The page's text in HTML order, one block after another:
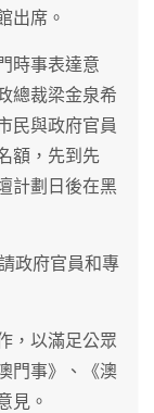
出席。
時事表達意
總裁梁金泉希
民與政府官員
額，先到先
計劃日後在黑
政府官員和專
，以滿足公眾
門事》、《澳
見。